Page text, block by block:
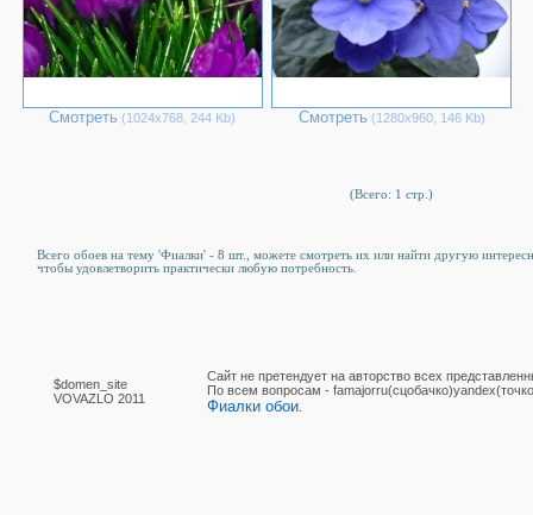
Смотреть (1024х768, 244 Kb) Смотреть (1280х960, 146 Kb)
(Всего: 1 стр.)
Всего обоев на тему 'Фиалки' - 8 шт., можете смотреть их или найти другую
чтобы удовлетворить практически любую потребность.
$domen_site
VOVAZLO 2011
Сайт не претендует на авторство всех
По вcем вопросам -
Фиалки обои